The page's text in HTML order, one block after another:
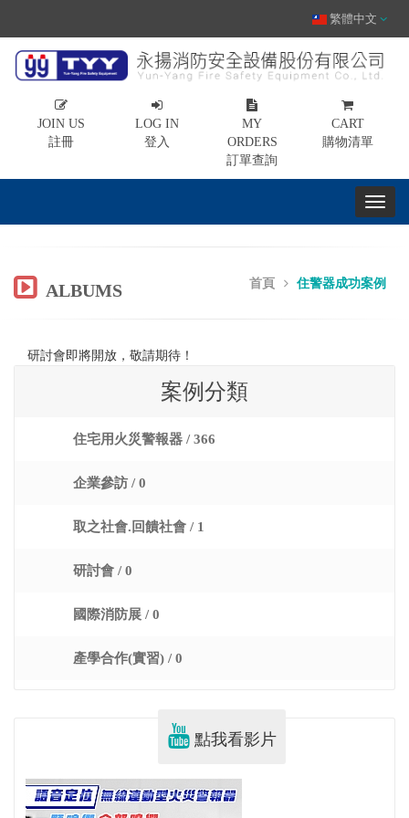
繁體中文
JOIN US
註冊
LOG IN
登入
MY
ORDERS
訂單查詢
CART
購物清單
首頁 住警器成功案例
ALBUMS
研討會即將開放，敬請期待！
案例分類
住宅用火災警報器 / 366
企業參訪 / 0
取之社會.回饋社會 / 1
研討會 / 0
國際消防展 / 0
產學合作(實習) / 0
點我看影片